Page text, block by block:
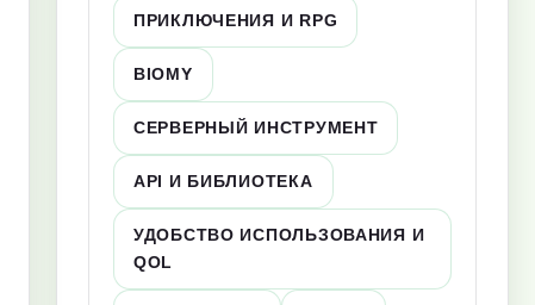
ПРИКЛЮЧЕНИЯ И RPG
BIOMY
СЕРВЕРНЫЙ ИНСТРУМЕНТ
API И БИБЛИОТЕКА
УДОБСТВО ИСПОЛЬЗОВАНИЯ И
QOL